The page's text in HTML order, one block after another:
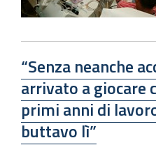
“Senza neanche
arrivato a giocare
primi anni di
buttavo lì”